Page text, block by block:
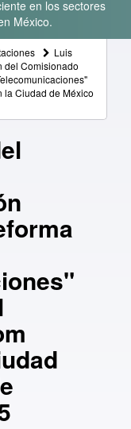
en los sectores
México.
Luis
del Comisionado
la Ciudad de México